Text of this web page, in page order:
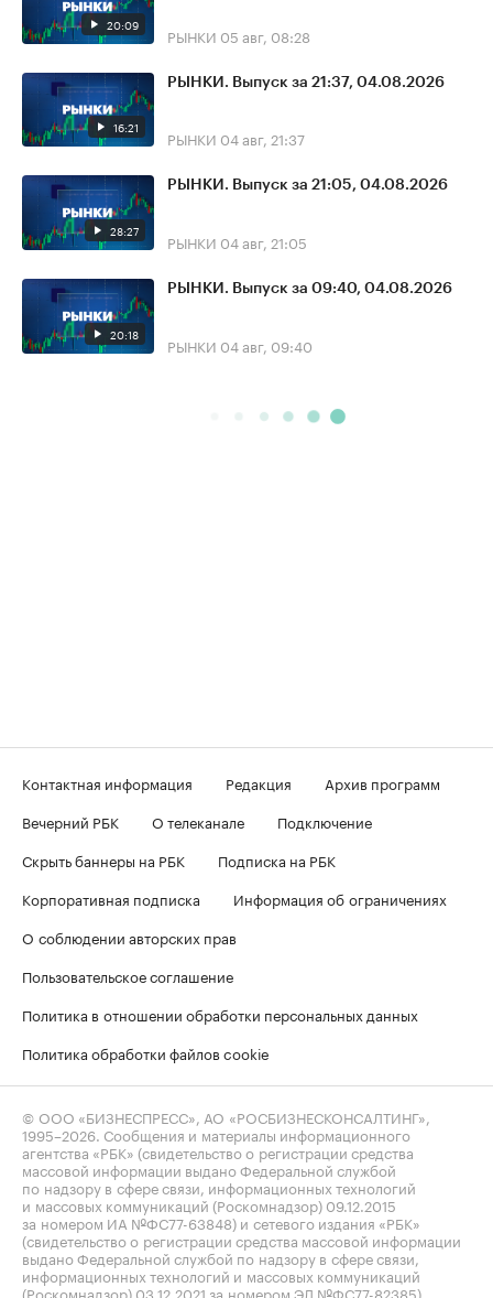
20:09 РЫНКИ 05 авг, 08:28
16:21
РЫНКИ. Выпуск за 21:37, 04.08.2026
РЫНКИ 04 авг, 21:37
28:27
РЫНКИ. Выпуск за 21:05, 04.08.2026
РЫНКИ 04 авг, 21:05
20:18
РЫНКИ. Выпуск за 09:40, 04.08.2026
РЫНКИ 04 авг, 09:40
Контактная информация Редакция
Архив программ
Вечерний РБК
О телеканале
Подключение
Скрыть баннеры на РБК
Подписка на РБК
Корпоративная подписка
Информация об ограничениях
О соблюдении авторских прав
Пользовательское соглашение
Политика в отношении обработки персональных данных
Политика обработки файлов cookie
© ООО «БИЗНЕСПРЕСС», АО «РОСБИЗНЕСКОНСАЛТИНГ»,
1995–2026 . Сообщения и материалы информационного
агентства «РБК» (свидетельство о регистрации средства
массовой информации выдано Федеральной службой
по надзору в сфере связи, информационных технологий
и массовых коммуникаций (Роскомнадзор) 09.12.2015
за номером ИА №ФС77-63848) и сетевого издания «РБК»
(свидетельство о регистрации средства массовой информации
выдано Федеральной службой по надзору в сфере связи,
информационных технологий и массовых коммуникаций
(Роскомнадзор) 03.12.2021 за номером ЭЛ №ФС77-82385)